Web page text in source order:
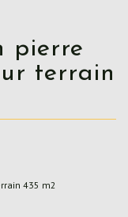
terrain
435 m2